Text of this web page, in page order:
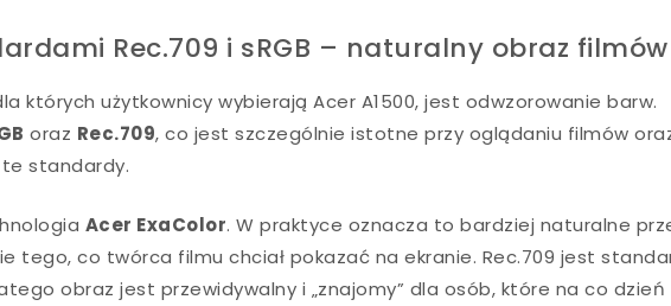
Rec.709 i sRGB – naturalny obraz filmów
których użytkownicy wybierają Acer A1500, jest odwzorowanie barw.
oraz Rec.709, co jest szczególnie istotne przy oglądaniu filmów
standardy.
Acer ExaColor. W praktyce oznacza to bardziej naturalne
tego, co twórca filmu chciał pokazać na ekranie. Rec.709 jest
obraz jest przewidywalny i „znajomy” dla osób, które na co dzień